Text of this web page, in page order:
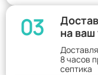
03
на ваш
8 часов
септика